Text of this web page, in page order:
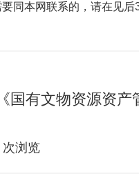
同本网联系的，请在见后
国有文物资源资
次浏览